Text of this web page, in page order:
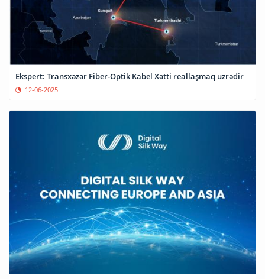
Ekspert: Transxəzər Fiber-Optik Kabel Xətti reallaşmaq üzrədir
12-06-2025